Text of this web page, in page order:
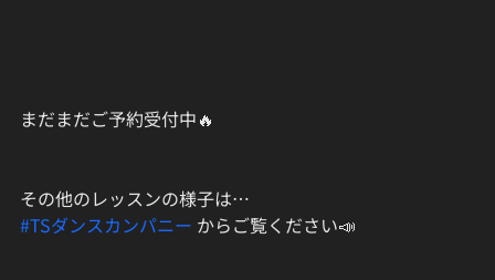
まだまだご予約受付中🔥
その他のレッスンの様子は…
#TSダンスカンパニー からご覧ください📣